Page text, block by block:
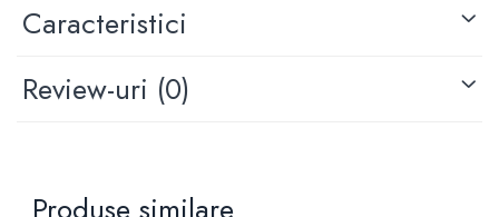
Caracteristici
Review-uri (0)